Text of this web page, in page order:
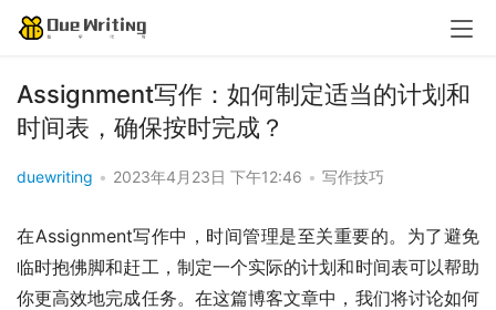
Assignment写作：如何制定适当的计划和
时间表，确保按时完成？
duewriting • 2023年4月23日 下午12:46 • 写作技巧
在Assignment写作中，时间管理是至关重要的。为了避免
临时抱佛脚和赶工，制定一个实际的计划和时间表可以帮助
你更高效地完成任务。在这篇博客文章中，我们将讨论如何